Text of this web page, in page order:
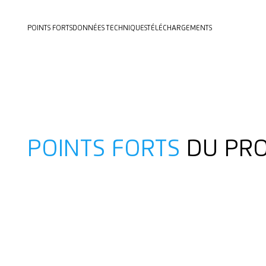
POINTS FORTSDONNÉES TECHNIQUESTÉLÉCHARGEMENTS
POINTS FORTS DU